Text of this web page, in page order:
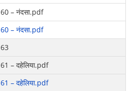
60 – नंदसा.pdf
60 – नंदसा.pdf
63
61 – दहेलिया.pdf
61 – दहेलिया.pdf